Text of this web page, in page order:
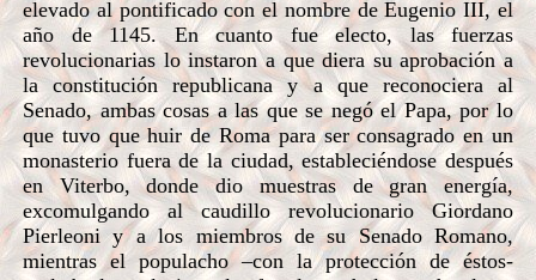
elevado al pontificado con el nombre de Eugenio III, el
año de 1145. En cuanto fue electo, las fuerzas
revolucionarias lo instaron a que diera su aprobación a
la constitución republicana y a que reconociera al
Senado, ambas cosas a las que se negó el Papa, por lo
que tuvo que huir de Roma para ser consagrado en un
monasterio fuera de la ciudad, estableciéndose después
en Viterbo, donde dio muestras de gran energía,
excomulgando al caudillo revolucionario Giordano
Pierleoni y a los miembros de su Senado Romano,
mientras el populacho –con la protección de éstos-